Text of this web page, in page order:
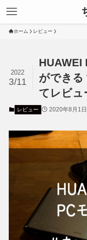
ホーム レビュー
HUAWEI
ができる
てレビュ
2022
3/11
レビュー 2020年8月1日